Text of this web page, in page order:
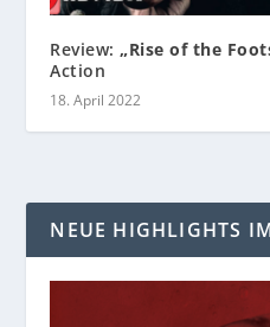
Review:„Rise of the
Action
18. April 2022
NEUE HIGHLIGHTS